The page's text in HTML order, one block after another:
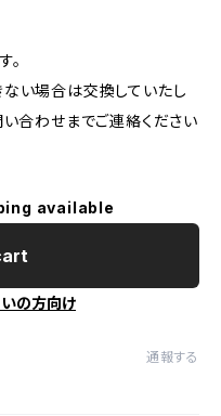
い場合は交換していたし
合わせまでご連絡ください
available
の方向け
通報する